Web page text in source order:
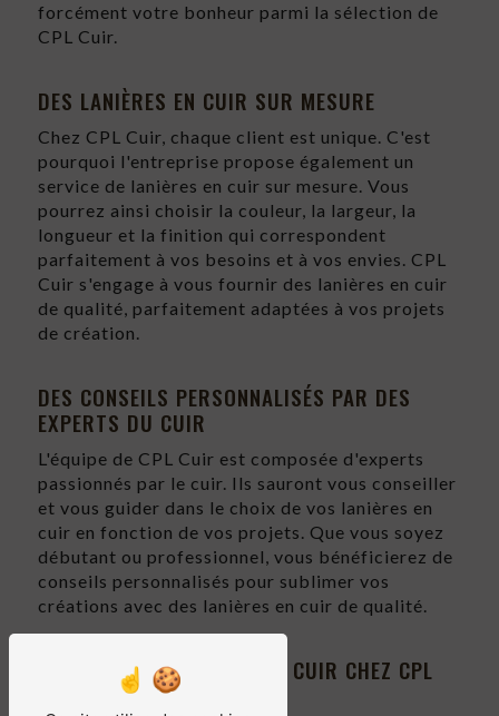
forcément votre bonheur parmi la sélection de
CPL Cuir.
DES LANIÈRES EN CUIR SUR MESURE
Chez CPL Cuir, chaque client est unique. C'est
pourquoi l'entreprise propose également un
service de lanières en cuir sur mesure. Vous
pourrez ainsi choisir la couleur, la largeur, la
longueur et la finition qui correspondent
parfaitement à vos besoins et à vos envies. CPL
Cuir s'engage à vous fournir des lanières en cuir
de qualité, parfaitement adaptées à vos projets
de création.
DES CONSEILS PERSONNALISÉS PAR DES
EXPERTS DU CUIR
L'équipe de CPL Cuir est composée d'experts
passionnés par le cuir. Ils sauront vous conseiller
et vous guider dans le choix de vos lanières en
cuir en fonction de vos projets. Que vous soyez
débutant ou professionnel, vous bénéficierez de
conseils personnalisés pour sublimer vos
créations avec des lanières en cuir de qualité.
ACHETEZ VOS LANIÈRES EN CUIR CHEZ CPL
CUIR À RENNES